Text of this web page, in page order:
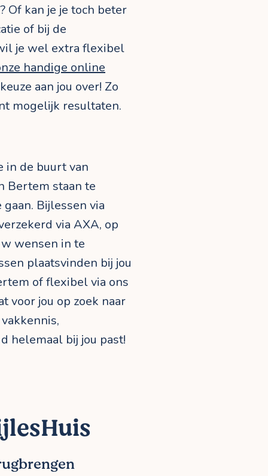
Of kan je je toch beter
of bij de
je wel extra flexibel
handige online
aan jou over! Zo
mogelijk resultaten.
in de buurt van
Bertem staan te
Bijlessen via
via AXA, op
wensen in te
plaatsvinden bij jou
of flexibel via ons
voor jou op zoek naar
helemaal bij jou past!